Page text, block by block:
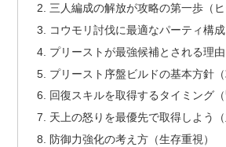
三人編成の解放が攻略の第一歩（ヒ
コウモリ討伐に最適なパーティ構成
プリーストが最強候補とされる理由
プリースト序盤ビルドの基本方針（
回復スキルを取得するタイミング（
天上の怒りを最優先で取得しよう（
防御力強化の考え方（生存重視）